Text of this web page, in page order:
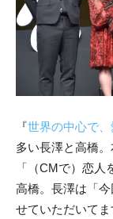
『世界の中心で
多い長澤と高橋
「（CMで）恋
高橋。長澤は「
せていただいて